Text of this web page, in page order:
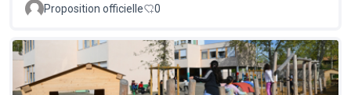
Proposition officielle 0